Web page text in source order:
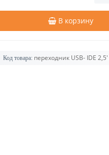
В корзину
Код товара: переходник USB- IDE